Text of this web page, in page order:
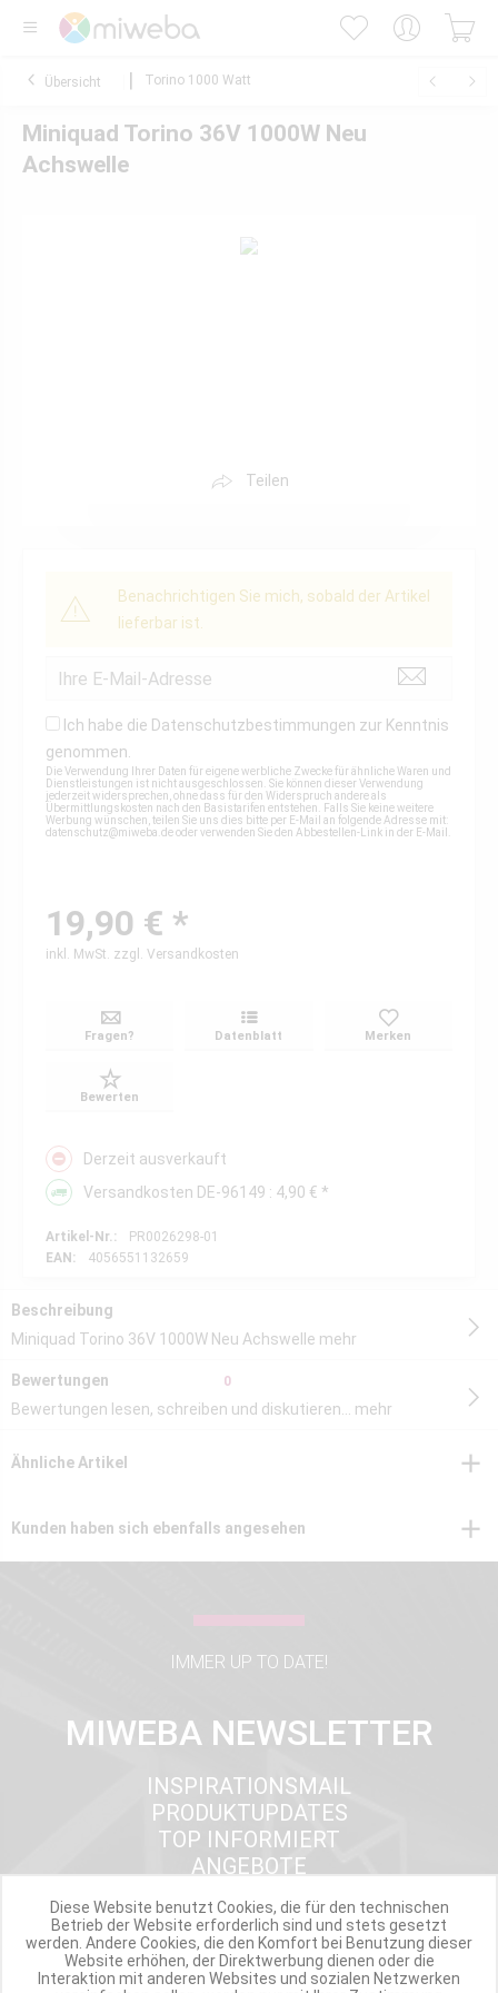
Übersicht Torino 1000 Watt
Miniquad Torino 36V 1000W Neu
Achswelle
Teilen
Benachrichtigen Sie mich, sobald der Artikel
lieferbar ist.
Ich habe die Datenschutzbestimmungen zur Kenntnis
genommen.
Die Verwendung Ihrer Daten für eigene werbliche Zwecke für ähnliche Waren und
Dienstleistungen ist nicht ausgeschlossen. Sie können dieser Verwendung
jederzeit widersprechen, ohne dass für den Widerspruch andere als
Übermittlungskosten nach den Basistarifen entstehen. Falls Sie keine weitere
Werbung wünschen, teilen Sie uns dies bitte per E-Mail an folgende Adresse mit:
datenschutz@miweba.deoder verwenden Sie den Abbestellen-Link in der E-Mail.
19,90 € *
inkl. MwSt. zzgl. Versandkosten
Fragen? Datenblatt Merken
Bewerten
Derzeit ausverkauft
Versandkosten DE-96149 : 4,90 € *
Artikel-Nr.:
PR0026298-01
EAN:
4056551132659
Beschreibung
Miniquad Torino 36V 1000W Neu Achswelle mehr
Bewertungen 0
Bewertungen lesen, schreiben und diskutieren... mehr
Ähnliche Artikel
Kunden haben sich ebenfalls angesehen
IMMER UP TO DATE!
MIWEBA NEWSLETTER
INSPIRATIONSMAIL
PRODUKTUPDATES
TOP INFORMIERT
ANGEBOTE
Werde Teil der Miweba Community!
Diese Website benutzt Cookies, die für den technischen
Betrieb der Website erforderlich sind und stets gesetzt
werden. Andere Cookies, die den Komfort bei Benutzung dieser
Website erhöhen, der Direktwerbung dienen oder die
Interaktion mit anderen Websites und sozialen Netzwerken